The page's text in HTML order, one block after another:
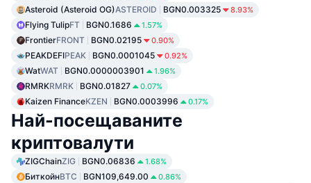
Asteroid (Asteroid OG)ASTEROID BGN0.003325 8.93%
Flying TulipFT BGN0.1686 1.57%
FrontierFRONT BGN0.02195 0.90%
PEAKDEFIPEAK BGN0.0001045 0.92%
WatWAT BGN0.0000003901 1.96%
RMRKRMRK BGN0.01827 0.07%
Kaizen FinanceKZEN BGN0.0003996 0.17%
Най-посещаваните
криптовалути
ZIGChainZIG BGN0.06836 1.68%
БиткойнBTC BGN109,649.00 0.86%